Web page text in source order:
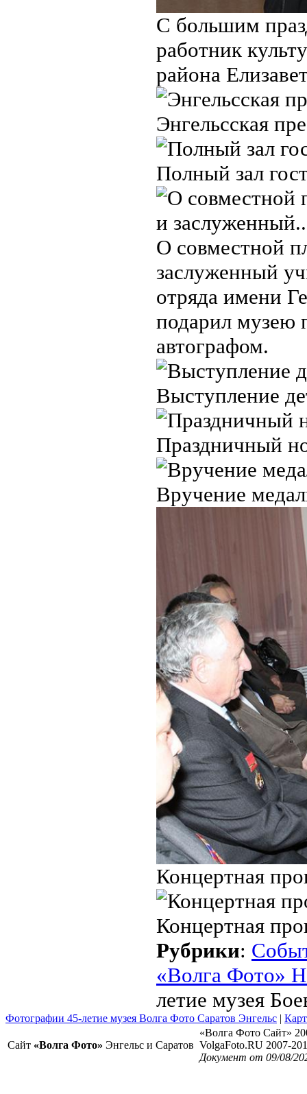
С большим
работник
района
Энгельсская
Полный зал
О совместной
заслуженный
отряда имени
подарил музею
автографом.
Выступление
Праздничный
Вручение
Концертная
Концертная
Рубрики:
«Волга Фото»
летие музея
Фотографии 45-летие музея Волга Фото Саратов Энгельс |
Сайт «Волга Фото» Энгельс и Саратов
«Волга Фото Сайт»
VolgaFoto.RU 2007-
Документ от 09/08/